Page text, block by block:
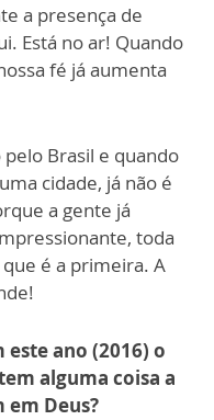
a presença de
Está no ar! Quando
fé já aumenta
Brasil e quando
cidade, já não é
a gente já
toda
é a primeira. A
ano (2016) o
alguma coisa a
em Deus?